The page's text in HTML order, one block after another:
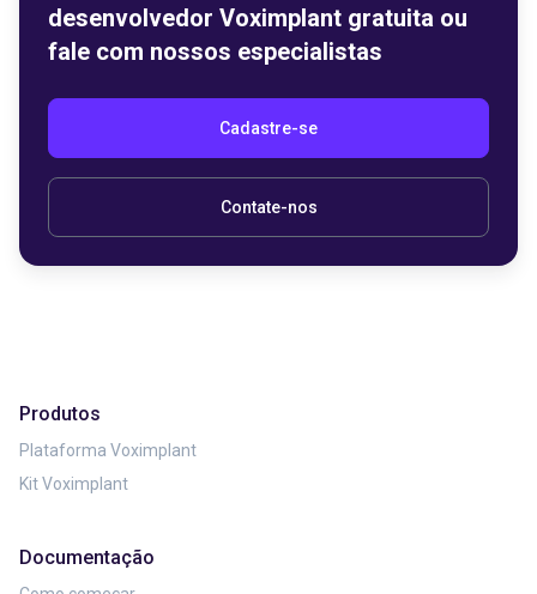
desenvolvedor Voximplant gratuita ou
fale com nossos especialistas
Cadastre-se
Contate-nos
Produtos
Plataforma Voximplant
Kit Voximplant
Documentação